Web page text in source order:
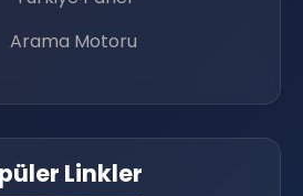
Arama Motoru
Linkler